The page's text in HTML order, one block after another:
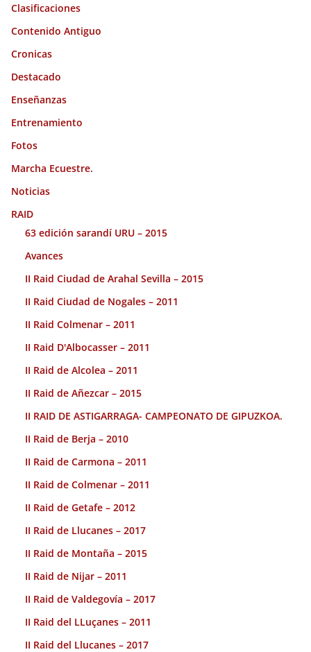
Clasificaciones
Contenido Antiguo
Cronicas
Destacado
Enseñanzas
Entrenamiento
Fotos
Marcha Ecuestre.
Noticias
RAID
63 edición sarandí URU – 2015
Avances
II Raid Ciudad de Arahal Sevilla – 2015
II Raid Ciudad de Nogales – 2011
II Raid Colmenar – 2011
II Raid D'Albocasser – 2011
II Raid de Alcolea – 2011
II Raid de Añezcar – 2015
II RAID DE ASTIGARRAGA- CAMPEONATO DE GIPUZKOA.
II Raid de Berja – 2010
II Raid de Carmona – 2011
II Raid de Colmenar – 2011
II Raid de Getafe – 2012
II Raid de Llucanes – 2017
II Raid de Montaña – 2015
II Raid de Nijar – 2011
II Raid de Valdegovía – 2017
II Raid del LLuçanes – 2011
II Raid del Llucanes – 2017